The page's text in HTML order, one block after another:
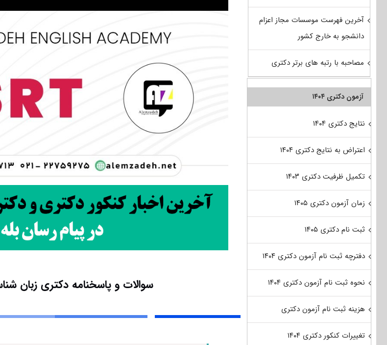
سوالات و پاسخنامه دکتری زبان شناسی
آخرین فهرست موسسات مجاز اعزام
دانشجو به خارج کشور
مصاحبه با رتبه های برتر دکتری
آزمون دکتری ۱۴۰۴
نتایج دکتری ۱۴۰۴
اعتراض به نتایج دکتری ۱۴۰۴
تکمیل ظرفیت دکتری ۱۴۰۳
زمان آزمون دکتری ۱۴۰۵
ثبت نام دکتری ۱۴۰۵
دفترچه ثبت نام آزمون دکتری ۱۴۰۴
نحوه ثبت نام آزمون دکتری ۱۴۰۴
هزینه ثبت نام آزمون دکتری
تغییرات کنکور دکتری ۱۴۰۴